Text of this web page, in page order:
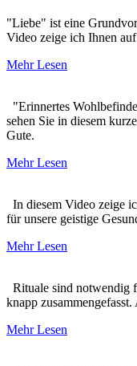
"Liebe" ist eine
Video zeige ich Ihnen
Mehr Lesen
"Erinnertes
sehen Sie in diesem
Gute.
Mehr Lesen
In diesem Video zeige
für unsere geistige
Mehr Lesen
Rituale sind notwendig
knapp
Mehr Lesen